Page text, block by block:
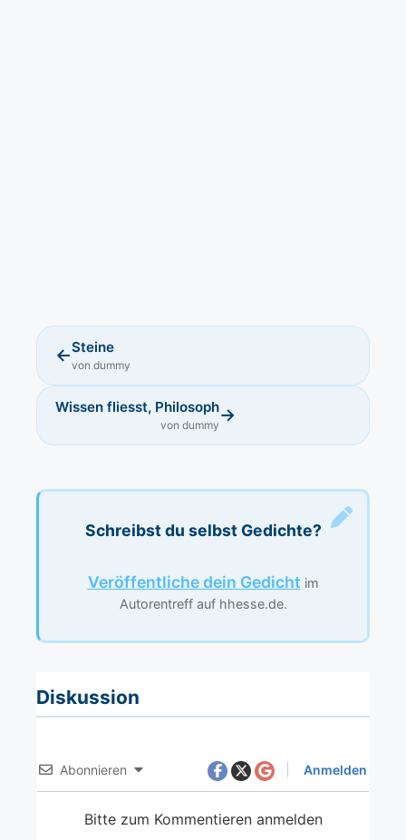
←Steine
von dummy
Wissen fliesst, Philosoph
von dummy →
Schreibst du selbst Gedichte?
Veröffentliche dein Gedicht im
Autorentreff auf hhesse.de.
Diskussion
Abonnieren Anmelden
Bitte zum Kommentieren anmelden